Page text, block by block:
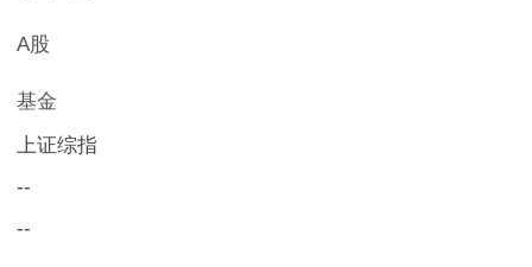
A股
基金
上证综指
--
--